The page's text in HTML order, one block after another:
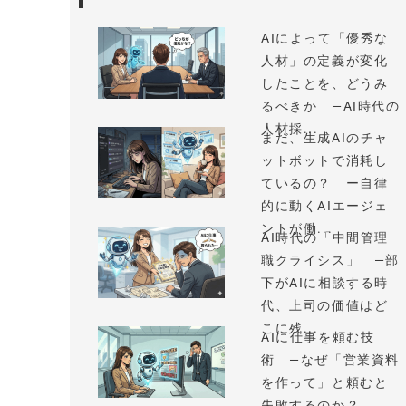
AIによって「優秀な
人材」の定義が変化
したことを、どうみ
るべきか —AI時代の
人材採...
まだ、生成AIのチャ
ットボットで消耗し
ているの？ ー自律
的に動くAIエージェ
ントが働...
AI時代の「中間管理
職クライシス」 —部
下がAIに相談する時
代、上司の価値はど
こに残...
AIに仕事を頼む技
術 —なぜ「営業資料
を作って」と頼むと